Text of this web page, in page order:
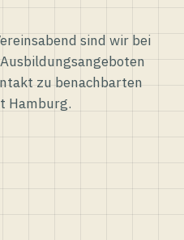
sind wir bei
zu benachbarten
Hamburg.